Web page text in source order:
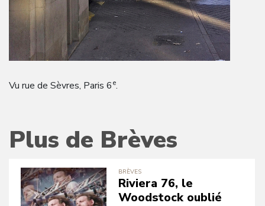
Vu rue de Sèvres, Paris 6e.
Plus de Brèves
BRÈVES
Riviera 76, le
Woodstock oublié